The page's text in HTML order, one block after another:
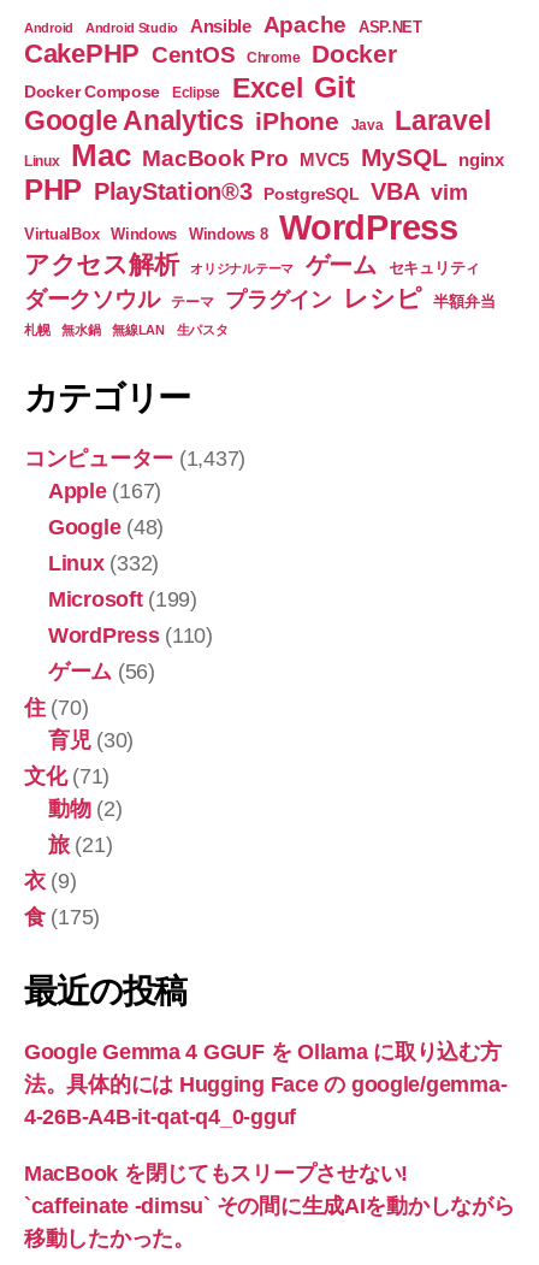
疲
れ
が
癒
せ
る
カ
ク
テ
Android Android Studio Ansible Apache ASP.NET
CakePHP CentOS Chrome Docker
Docker Compose Eclipse Excel Git
Google Analytics iPhone Java Laravel
Linux Mac MacBook Pro MVC5 MySQL nginx
PHP PlayStation®3 PostgreSQL VBA vim
VirtualBox Windows Windows 8 WordPress
アクセス解析 オリジナルテーマ ゲーム セキュリティ
ダークソウル テーマ プラグイン レシピ 半額弁当
札幌 無水鍋 無線LAN 生パスタ
カテゴリー
コンピューター (1,437)
Apple(167)
Google(48)
Linux(332)
Microsoft(199)
WordPress(110)
ゲーム (56)
住(70)
育児(30)
文化(71)
動物(2)
旅(21)
衣(9)
食(175)
最近の投稿
Google Gemma 4 GGUF を Ollama に取り込む方
法。具体的には Hugging Face の google/gemma-
4-26B-A4B-it-qat-q4_0-gguf
MacBook を閉じてもスリープさせない!
`caffeinate -dimsu` その間に生成AIを動かしながら
移動したかった。